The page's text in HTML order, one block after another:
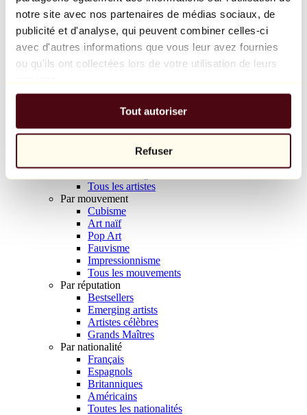
notre site avec nos partenaires de médias sociaux, de
publicité et d'analyse, qui peuvent combiner celles-ci
avec d'autres informations que vous leur avez fournies
ou qu'ils ont collectées lors de votre utilisation de leurs
Tout autoriser
Refuser
Balloon Dog (Orange)
Jeff Koons
10 000 €
Parcourir
Tous les sculpteurs
Tous les photographes
Tous les artistes
Par mouvement
Cubisme
Art naïf
Pop Art
Fauvisme
Impressionnisme
Tous les mouvements
Par réputation
Bestsellers
Emerging artists
Artistes célèbres
Grands Maîtres
Par nationalité
Français
Espagnols
Britanniques
Américains
Toutes les nationalités